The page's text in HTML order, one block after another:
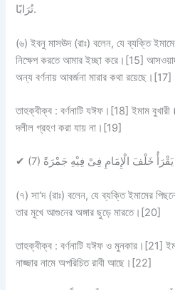
تُرَابًا.
(৬) ইবনু মাসঊদ (রাঃ) বলেন, যে ব্যক্তি
নিক্ষেপ করতে আমার ইচ্ছা করে।[15]
অন্য বর্ণনায় আবর্জনা মারার কথা রয়েছে।[17]
তাহক্বীক্ব : বর্ণনাটিযঈফ ।[18] ইমাম বুখারী
দলীল গ্রহণ করা যায় না।[19]
✔
(৭) সা‘দ (রাঃ) বলেন, যে ব্যক্তি ইমামের
তার মুখে আগুনের অঙ্গার ছুড়ে মারতে।[20]
তাহক্বীক্ব : বর্ণনাটিযঈফ ও মুনকার ।[21]
নাজ্জার নামে অপরিচিত রাবী আছে।[22]